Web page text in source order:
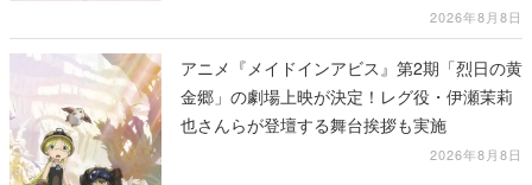
2026年8月8日
アニメ『メイドインアビス』第2期「烈日の黄
金郷」の劇場上映が決定！レグ役・伊瀬茉莉
也さんらが登壇する舞台挨拶も実施
2026年8月8日